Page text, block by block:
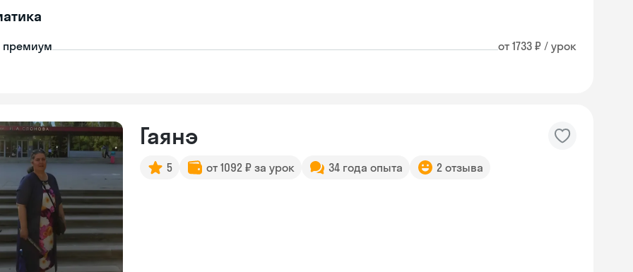
премиум от 1733 ₽ / урок
Гаянэ
5 от 1092 ₽ за урок 34 года опыта 2 отзыва